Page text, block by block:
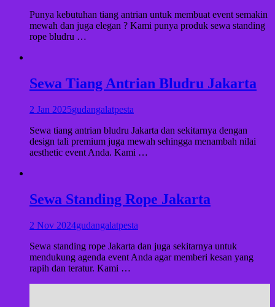
Punya kebutuhan tiang antrian untuk membuat event semakin
mewah dan juga elegan ? Kami punya produk sewa standing
rope bludru …
Sewa Tiang Antrian Bludru Jakarta
2 Jan 2025gudangalatpesta
Sewa tiang antrian bludru Jakarta dan sekitarnya dengan
design tali premium juga mewah sehingga menambah nilai
aesthetic event Anda. Kami …
Sewa Standing Rope Jakarta
2 Nov 2024gudangalatpesta
Sewa standing rope Jakarta dan juga sekitarnya untuk
mendukung agenda event Anda agar memberi kesan yang
rapih dan teratur. Kami …